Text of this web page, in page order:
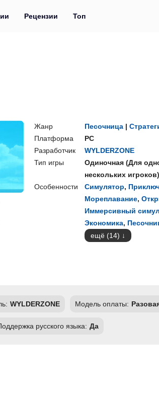
Рецензии Топ
Жанр Песочница |
Платформа
PC
Разработчик
WYLDERZONE
Тип игры
Одиночная (Для
нескольких игроков
Особенности
Симулятор,
Мореплавание,
Иммерсивный
Экономика,
ещё (14)
WYLDERZONE Модель оплаты:
русского языка: Да